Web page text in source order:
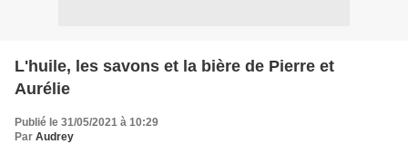
L'huile, les savons et la bière de Pierre et
Aurélie
Publié le 31/05/2021 à 10:29
Par Audrey